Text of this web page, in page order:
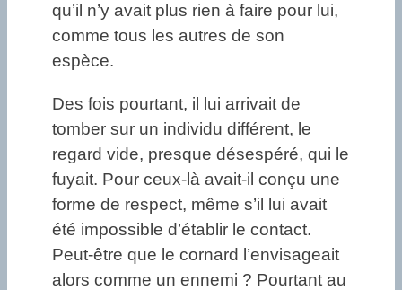
qu’il n’y avait plus rien à faire pour lui,
comme tous les autres de son
espèce.
Des fois pourtant, il lui arrivait de
tomber sur un individu différent, le
regard vide, presque désespéré, qui le
fuyait. Pour ceux-là avait-il conçu une
forme de respect, même s’il lui avait
été impossible d’établir le contact.
Peut-être que le cornard l’envisageait
alors comme un ennemi ? Pourtant au